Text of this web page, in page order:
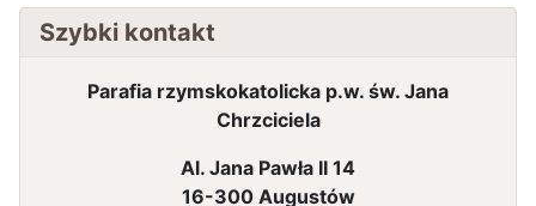
Szybki kontakt
Parafia rzymskokatolicka p.w. św. Jana
Chrzciciela
Al. Jana Pawła II 14
16-300 Augustów